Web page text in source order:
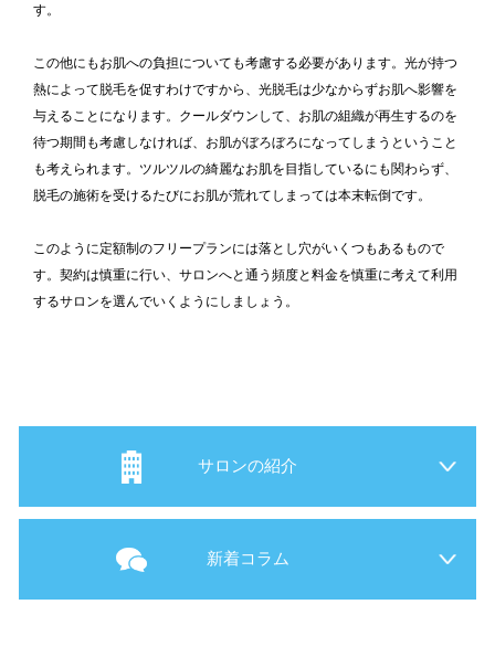
す。
この他にもお肌への負担についても考慮する必要があります。光が持つ
熱によって脱毛を促すわけですから、光脱毛は少なからずお肌へ影響を
与えることになります。クールダウンして、お肌の組織が再生するのを
待つ期間も考慮しなければ、お肌がぼろぼろになってしまうということ
も考えられます。ツルツルの綺麗なお肌を目指しているにも関わらず、
脱毛の施術を受けるたびにお肌が荒れてしまっては本末転倒です。
このように定額制のフリープランには落とし穴がいくつもあるもので
す。契約は慎重に行い、サロンへと通う頻度と料金を慎重に考えて利用
するサロンを選んでいくようにしましょう。
サロンの紹介
新着コラム